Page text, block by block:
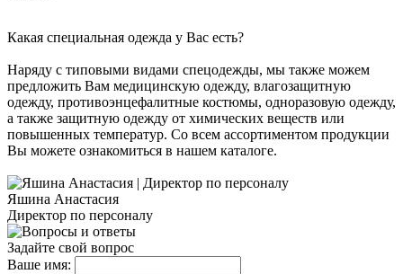
Какая специальная одежда у Вас есть?
Наряду с типовыми видами спецодежды, мы также можем
предложить Вам медицинскую одежду, влагозащитную
одежду, противоэнцефалитные костюмы, одноразовую одежду,
а также защитную одежду от химических веществ или
повышенных температур. Со всем ассортиментом продукции
Вы можете ознакомиться в нашем каталоге.
Яшина Анастасия
Директор по персоналу
Задайте свой вопрос
Ваше имя: